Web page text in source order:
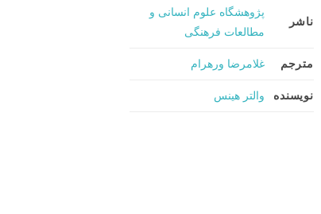
ناشر
پژوهشگاه علوم انسانی و
مطالعات فرهنگی
مترجم غلامرضا ورهرام
نویسنده والتر هینس